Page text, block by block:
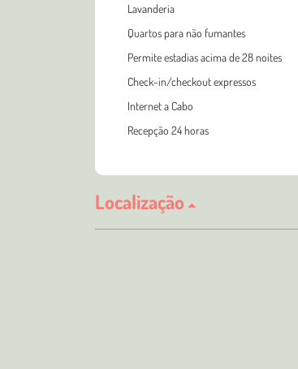
Lavanderia
Quartos para não fumantes
Permite estadias acima de 28 noites
Check-in/checkout expressos
Internet a Cabo
Recepção 24 horas
Localização